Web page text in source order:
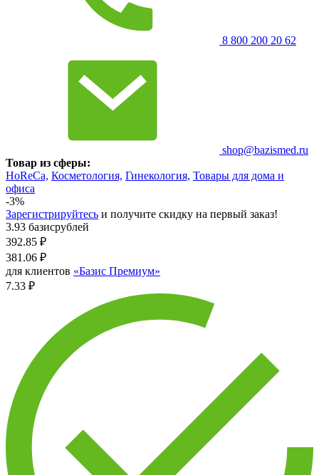
8 800 200 20 62
shop@bazismed.ru
Товар из сферы:
HoReCa, Косметология, Гинекология, Товары для дома и
офиса
-3%
Зарегистрируйтесь и получите скидку на первый заказ!
3.93 базисрублей
392.85 ₽
381.06 ₽
для клиентов «Базис Премиум»
7.33 ₽